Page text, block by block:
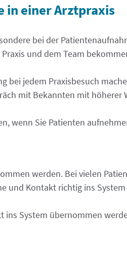
in einer Arztpraxis
bei der
und dem Team
jedem Praxisbesuch
mit Bekannten mit
wenn Sie Patienten
werden. Bei vielen
und Kontakt richtig ins
System übernommen